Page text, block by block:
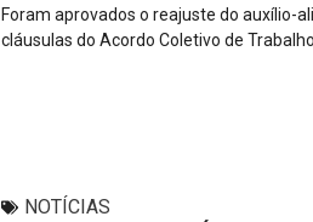
Foram aprovados o reajuste do auxílio-
cláusulas do Acordo Coletivo de Trabalho.
NOTÍCIAS